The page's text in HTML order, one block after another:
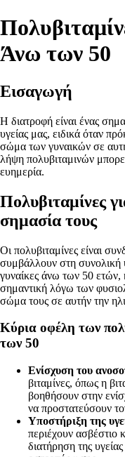
Άνω των 50
Εισαγωγή
Η διατροφή είναι ένας
υγείας μας, ειδικά όταν
σώμα των γυναικών σε
λήψη πολυβιταμινών
ευημερία.
Πολυβιταμίνες
σημασία τους
Οι πολυβιταμίνες είναι
συμβάλλουν στη συνολική
γυναίκες άνω των 50 ετών,
σημαντική λόγω των
σώμα τους σε αυτήν την
Κύρια οφέλη των
των 50
Ενίσχυση του
βιταμίνες, όπως η
βοηθήσουν στην
να προστατεύσουν
Υποστήριξη της
περιέχουν ασβέστιο
διατήρηση της